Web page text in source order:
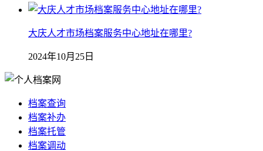
大庆人才市场档案服务中心地址在哪里?
2024年10月25日
档案查询
档案补办
档案托管
档案调动